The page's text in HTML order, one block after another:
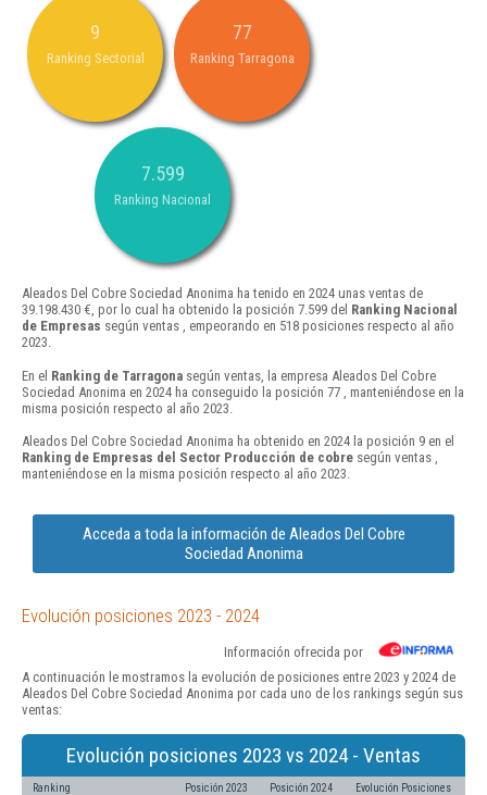
9
Ranking Sectorial
77
Ranking Tarragona
7.599
Ranking Nacional
Aleados Del Cobre Sociedad Anonima ha tenido en 2024 unas ventas de
39.198.430 €, por lo cual ha obtenido la posición 7.599 del Ranking Nacional
de Empresas según ventas , empeorando en 518 posiciones respecto al año
2023.
En el Ranking de Tarragona según ventas, la empresa Aleados Del Cobre
Sociedad Anonima en 2024 ha conseguido la posición 77 , manteniéndose en la
misma posición respecto al año 2023.
Aleados Del Cobre Sociedad Anonima ha obtenido en 2024 la posición 9 en el
Ranking de Empresas del Sector Producción de cobre según ventas ,
manteniéndose en la misma posición respecto al año 2023.
Acceda a toda la información de Aleados Del Cobre
Sociedad Anonima
Evolución posiciones 2023 - 2024
Información ofrecida por
A continuación le mostramos la evolución de posiciones entre 2023 y 2024 de
Aleados Del Cobre Sociedad Anonima por cada uno de los rankings según sus
ventas:
Evolución posiciones 2023 vs 2024 - Ventas
Ranking Posición 2023 Posición 2024 Evolución Posiciones